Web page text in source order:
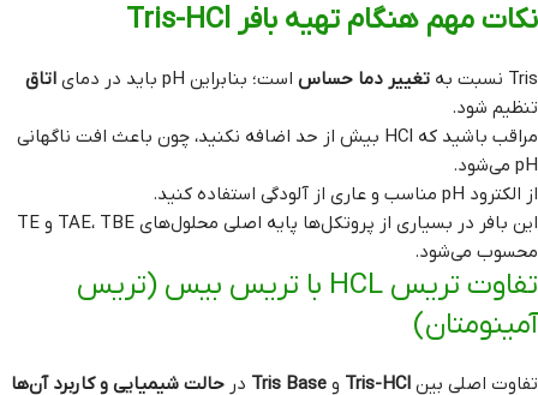
نکات مهم هنگام تهیه بافر Tris-HCl
Tris نسبت به تغییر دما حساس است؛ بنابراین pH باید در دمای
اتاق
تنظیم شود.
مراقب باشید که HCl بیش از حد اضافه نکنید، چون باعث افت ناگهانی
pH می‌شود.
از الکترود pH مناسب و عاری از آلودگی استفاده کنید.
این بافر در بسیاری از پروتکل‌ها پایه اصلی محلول‌های TAE، TBE و TE
محسوب می‌شود.
تفاوت تریس HCL با تریس بیس (تریس
آمینومتان)
تفاوت اصلی بین Tris-HCl و Tris Base در حالت شیمیایی و کاربرد آن‌ها